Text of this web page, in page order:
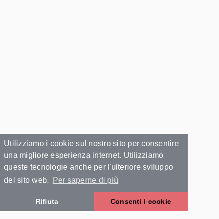
Utilizziamo i cookie sul nostro sito per consentire
una migliore esperienza internet. Utilizziamo
queste tecnologie anche per l'ulteriore sviluppo
del sito web.
Per saperne di più
Rifiuta Consenti i cookie